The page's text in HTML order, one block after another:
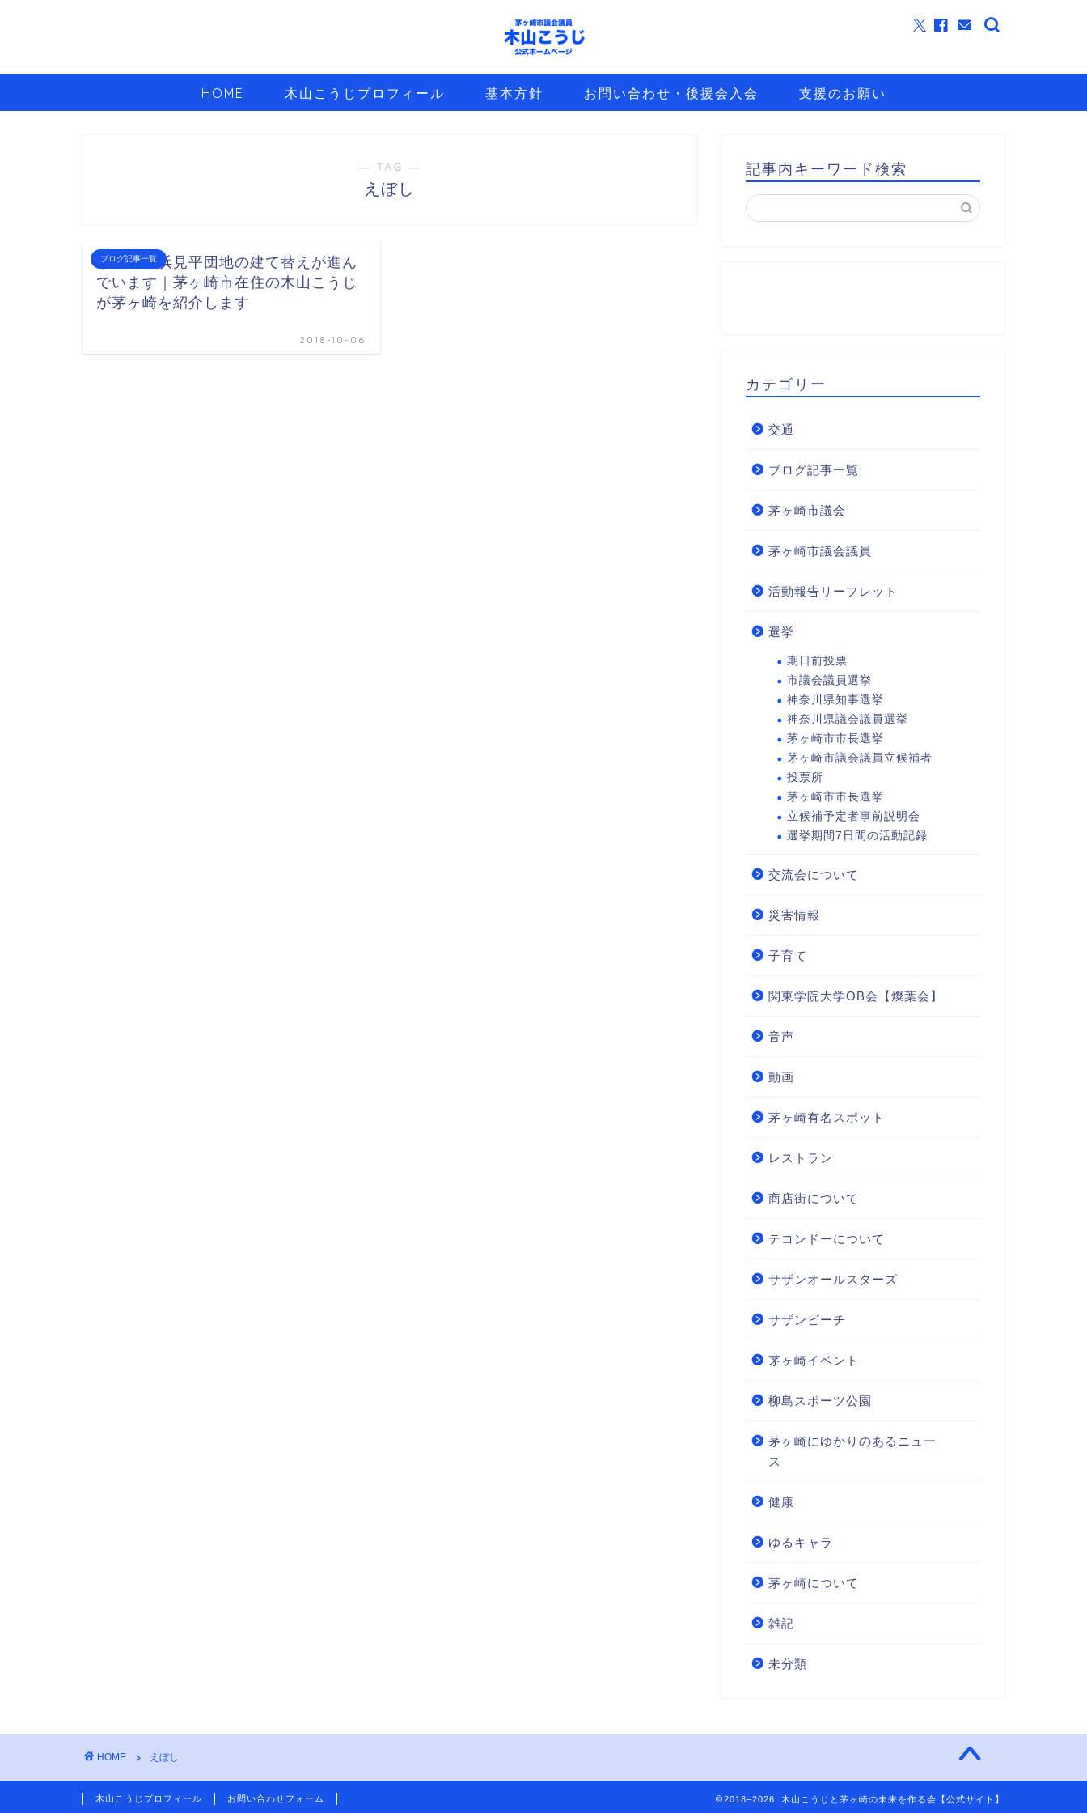
HOME 木山こうじプロフィール 基本方針 お問い合わせ・後援会入会 支援のお願い
― TAG ―
えぼし
ブログ記事一覧
茅ヶ崎市浜見平団地の建て替えが進ん
でいます｜茅ヶ崎市在住の木山こうじ
が茅ヶ崎を紹介します
2018-10-06
記事内キーワード検索
カテゴリー
交通
ブログ記事一覧
茅ヶ崎市議会
茅ヶ崎市議会議員
活動報告リーフレット
選挙
期日前投票
市議会議員選挙
神奈川県知事選挙
神奈川県議会議員選挙
茅ヶ崎市市長選挙
茅ヶ崎市議会議員立候補者
投票所
茅ヶ崎市市長選挙
立候補予定者事前説明会
選挙期間7日間の活動記録
交流会について
災害情報
子育て
関東学院大学OB会【燦葉会】
音声
動画
茅ヶ崎有名スポット
レストラン
商店街について
テコンドーについて
サザンオールスターズ
サザンビーチ
茅ヶ崎イベント
柳島スポーツ公園
茅ヶ崎にゆかりのあるニュー
ス
健康
ゆるキャラ
茅ヶ崎について
雑記
未分類
HOME えぼし
木山こうじプロフィール お問い合わせフォーム 2018–2026 木山こうじと茅ヶ崎の未来を作る会【公式サイト】